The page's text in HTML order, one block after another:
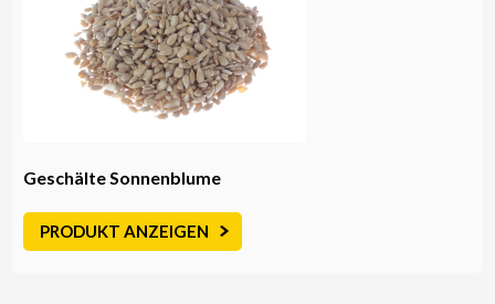
Geschälte Sonnenblume
PRODUKT ANZEIGEN